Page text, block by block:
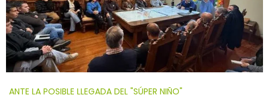
ANTE LA POSIBLE LLEGADA DEL "SÚPER NIÑO"